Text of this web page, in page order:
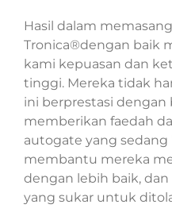
Hasil dalam
Tronica®dengan baik
kami kepuasan dan
tinggi. Mereka tidak
ini berprestasi dengan
memberikan faedah
autogate yang
membantu mereka
dengan lebih baik,
yang sukar untuk